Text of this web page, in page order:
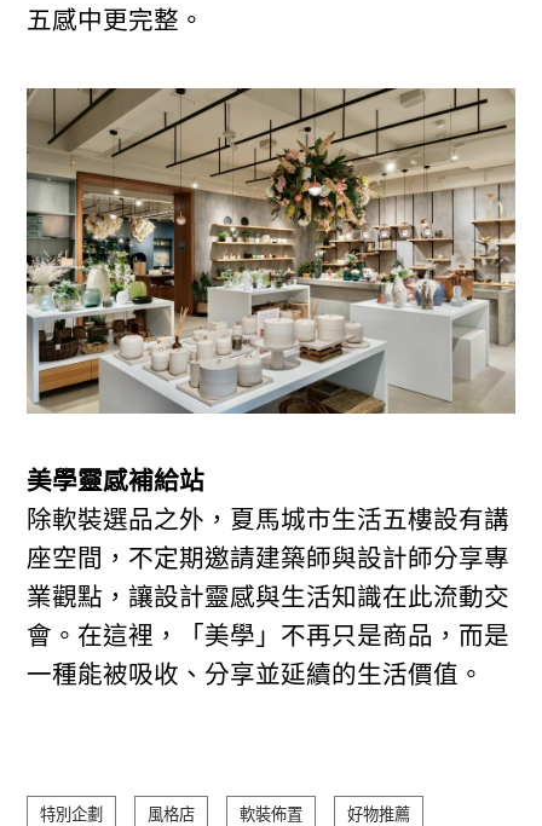
五感中更完整。
美學靈感補給站
除軟裝選品之外，夏馬城市生活五樓設有講
座空間，不定期邀請建築師與設計師分享專
業觀點，讓設計靈感與生活知識在此流動交
會。在這裡，「美學」不再只是商品，而是
一種能被吸收、分享並延續的生活價值。
特別企劃 風格店 軟裝佈置 好物推薦